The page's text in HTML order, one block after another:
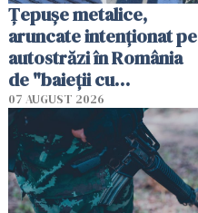
Țepușe metalice,
aruncate intenționat pe
autostrăzi în România
de "baieții cu
platforme": "Mi-au
cerut 1200 lei să mă
tracteze"
07 AUGUST 2026